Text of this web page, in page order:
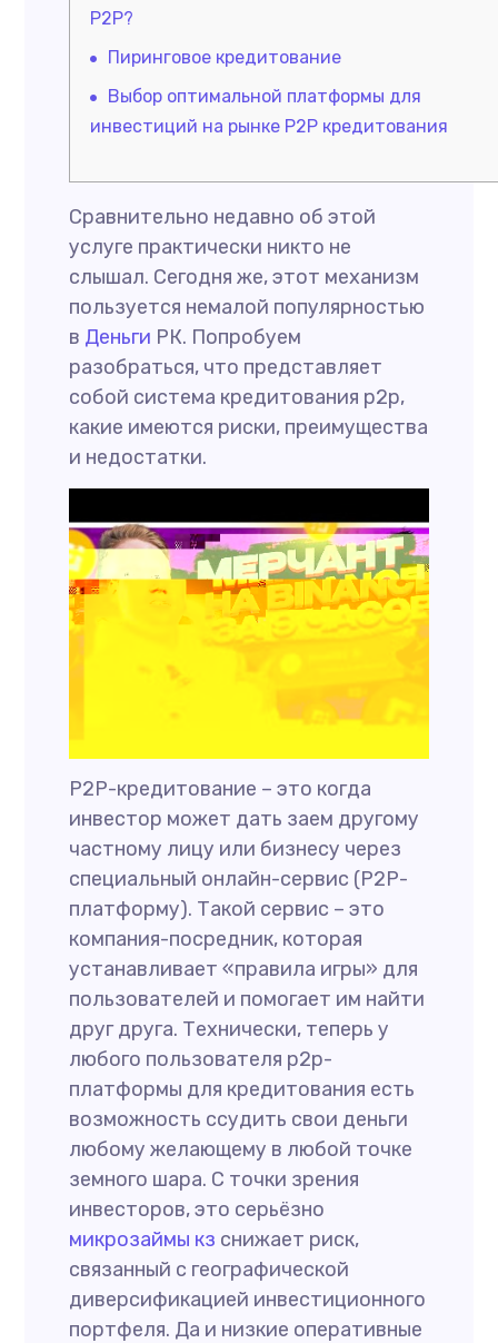
P2P?
Пиринговое кредитование
Выбор оптимальной платформы для
инвестиций на рынке P2P кредитования
Сравнительно недавно об этой
услуге практически никто не
слышал. Сегодня же, этот механизм
пользуется немалой популярностью
в Деньги РК. Попробуем
разобраться, что представляет
собой система кредитования р2р,
какие имеются риски, преимущества
и недостатки.
P2P-кредитование – это когда
инвестор может дать заем другому
частному лицу или бизнесу через
специальный онлайн-сервис (P2P-
платформу). Такой сервис – это
компания-посредник, которая
устанавливает «правила игры» для
пользователей и помогает им найти
друг друга. Технически, теперь у
любого пользователя p2p-
платформы для кредитования есть
возможность ссудить свои деньги
любому желающему в любой точке
земного шара. С точки зрения
инвесторов, это серьёзно
микрозаймы кз снижает риск,
связанный с географической
диверсификацией инвестиционного
портфеля. Да и низкие оперативные